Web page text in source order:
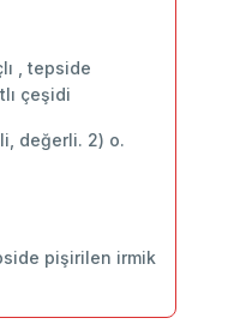
, tepside
çeşidi
değerli. 2) o.
pişirilen irmik